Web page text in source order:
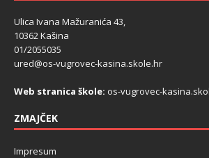
Ulica Ivana Mažuranića 43,
10362 Kašina
01/2055035
ured@os-vugrovec-kasina.skole.hr
Web stranica škole: os-vugrovec-
ZMAJČEK
Impresum